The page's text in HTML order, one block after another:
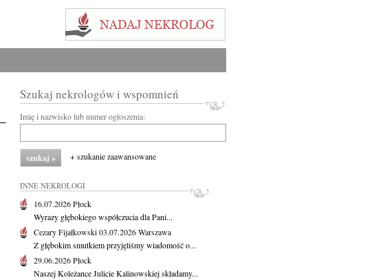
Szukaj nekrologów i wspomnień
Imię i nazwisko lub numer ogłoszenia:
+ szukanie zaawansowane
INNE NEKROLOGI
16.07.2026Płock
Wyrazy głębokiego współczucia dla Pani...
Cezary Fijałkowski03.07.2026Warszawa
Z głębokim smutkiem przyjęliśmy wiadomość o...
29.06.2026Płock
Naszej Koleżance Julicie Kalinowskiej składamy...